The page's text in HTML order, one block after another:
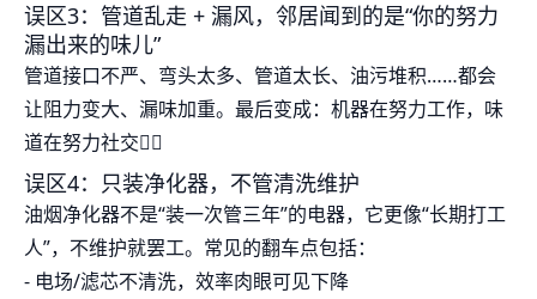
误区3：管道乱走 + 漏风，邻居闻到的是“你的努力
漏出来的味儿”
管道接口不严、弯头太多、管道太长、油污堆积……都会
让阻力变大、漏味加重。最后变成：机器在努力工作，味
道在努力社交🤦‍♂️
误区4：只装净化器，不管清洗维护
油烟净化器不是“装一次管三年”的电器，它更像“长期打工
人”，不维护就罢工。常见的翻车点包括：
- 电场/滤芯不清洗，效率肉眼可见下降